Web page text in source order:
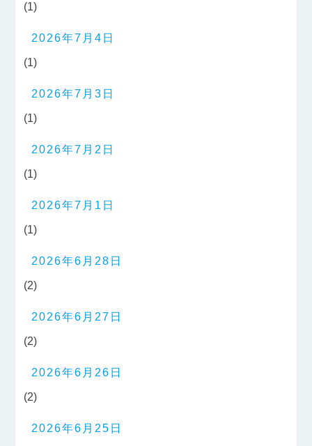
(1)
2026年7月4日
(1)
2026年7月3日
(1)
2026年7月2日
(1)
2026年7月1日
(1)
2026年6月28日
(2)
2026年6月27日
(2)
2026年6月26日
(2)
2026年6月25日